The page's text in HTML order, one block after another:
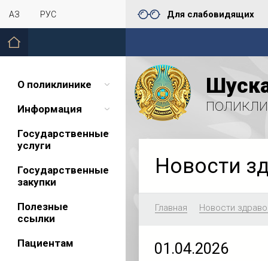
ҚАЗ РУС Для слабовидящих
О поликлинике
Информация
Государственные
услуги
Государственные
закупки
Полезные
ссылки
Пациентам
Новости
Главная Новости
01.04.2026